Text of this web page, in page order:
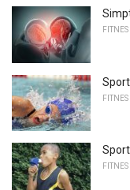
FITNES
FITNES
FITNES